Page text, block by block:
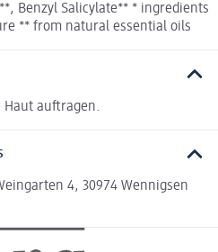
Benzyl Salicylate** * ingredients
** from natural essential oils
Haut auftragen.
4, 30974 Wennigsen